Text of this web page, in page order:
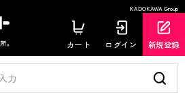
KADOKAWA Group
カート ログイン 新規登録